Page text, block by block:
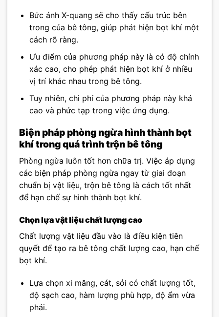
Bức ảnh X-quang sẽ cho thấy cấu trúc bên
trong của bê tông, giúp phát hiện bọt khí một
cách rõ ràng.
Ưu điểm của phương pháp này là có độ chính
xác cao, cho phép phát hiện bọt khí ở nhiều
vị trí khác nhau trong bê tông.
Tuy nhiên, chi phí của phương pháp này khá
cao và phức tạp trong việc ứng dụng.
Biện pháp phòng ngừa hình thành bọt
khí trong quá trình trộn bê tông
Phòng ngừa luôn tốt hơn chữa trị. Việc áp dụng
các biện pháp phòng ngừa ngay từ giai đoạn
chuẩn bị vật liệu, trộn bê tông là cách tốt nhất
để hạn chế sự hình thành bọt khí.
Chọn lựa vật liệu chất lượng cao
Chất lượng vật liệu đầu vào là điều kiện tiên
quyết để tạo ra bê tông chất lượng cao, hạn chế
bọt khí.
Lựa chọn xi măng, cát, sỏi có chất lượng tốt,
độ sạch cao, hàm lượng phù hợp, độ ẩm vừa
phải.